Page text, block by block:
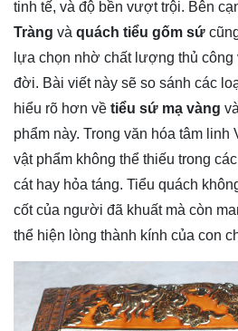
tinh tế, và độ bền vượt trội. Bên
Tràng và quách tiểu gốm sứ
lựa chọn nhờ chất lượng thủ công
đời. Bài viết này sẽ so sánh các
hiểu rõ hơn về tiểu sứ mạ vàng
phẩm này. Trong văn hóa tâm linh
vật phẩm không thể thiếu trong
cát hay hỏa táng. Tiểu quách
cốt của người đã khuất mà còn
thể hiện lòng thành kính của con